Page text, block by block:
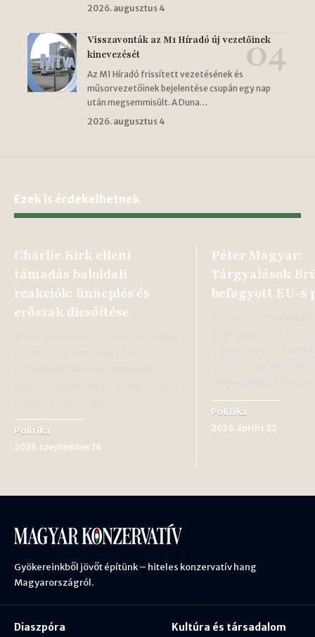
2026. augusztus 4
Visszavonták az M1 Híradó új vezetőinek
kinevezését
Az M1 Híradó frissített vezetésének és
műsorvezetőinek bejelentése csupán egy nap
után megsemmisült. A Duna…
2026. augusztus 4
Ezek is érdekelhetnek
Charlie Kirk elleni
támadás baloldali
reakciók: ünneplés és
erőszak dicsőítése
Politika
2025. szeptember 14
Péter Magyar:
Tárgyalások
befagyott EU-s
Politika
2026. április 22
Gyökereinkből jövőt építünk – hiteles konzervatív hang
Magyarországról.
Diaszpóra Kultúra és társadalom